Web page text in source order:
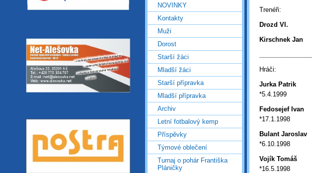
Trenéři:
Drozd Vl.
Kirschnek Jan
Hráči:
Jurka Patrik
*5.4.1999
Fedosejef Ivan
*17.1.1998
Bulant Jaroslav
*6.10.1998
Vojík Tomáš
*16.5.1998
NOVINKY
Kontakty
Muži
Dorost
Starší žáci
Mladší žáci
Starší přípravka
Mladší přípravka
Archiv
Letní fotbalový kemp
Příspěvky
Týmové oblečení
Turnaj o pohár Františka
Pláničky